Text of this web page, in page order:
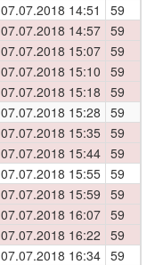
07.07.2018 14:51 59
07.07.2018 14:57 59
07.07.2018 15:07 59
07.07.2018 15:10 59
07.07.2018 15:18 59
07.07.2018 15:28 59
07.07.2018 15:35 59
07.07.2018 15:44 59
07.07.2018 15:55 59
07.07.2018 15:59 59
07.07.2018 16:07 59
07.07.2018 16:22 59
07.07.2018 16:34 59